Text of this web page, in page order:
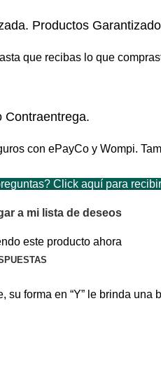
Productos
que recibas lo que
Contraentrega.
con ePayCo y Wompi.
Click aquí para
a mi lista de deseos
este producto ahora
forma en “Y” le brinda una